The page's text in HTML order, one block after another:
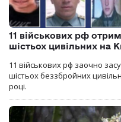
11 військових рф
шістьох цивільних на
11 військових рф заочно
шістьох беззбройних
році.